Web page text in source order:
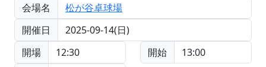
会場名
松が谷卓球場
開催日
2025-09-14(日)
開場
12:30 開始
13:00